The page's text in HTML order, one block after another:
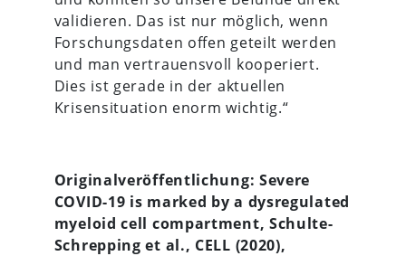
validieren. Das ist nur möglich, wenn
Forschungsdaten offen geteilt werden
und man vertrauensvoll kooperiert.
Dies ist gerade in der aktuellen
Krisensituation enorm wichtig.“
Originalveröffentlichung: Severe
COVID-19 is marked by a dysregulated
myeloid cell compartment, Schulte-
Schrepping et al., CELL (2020),